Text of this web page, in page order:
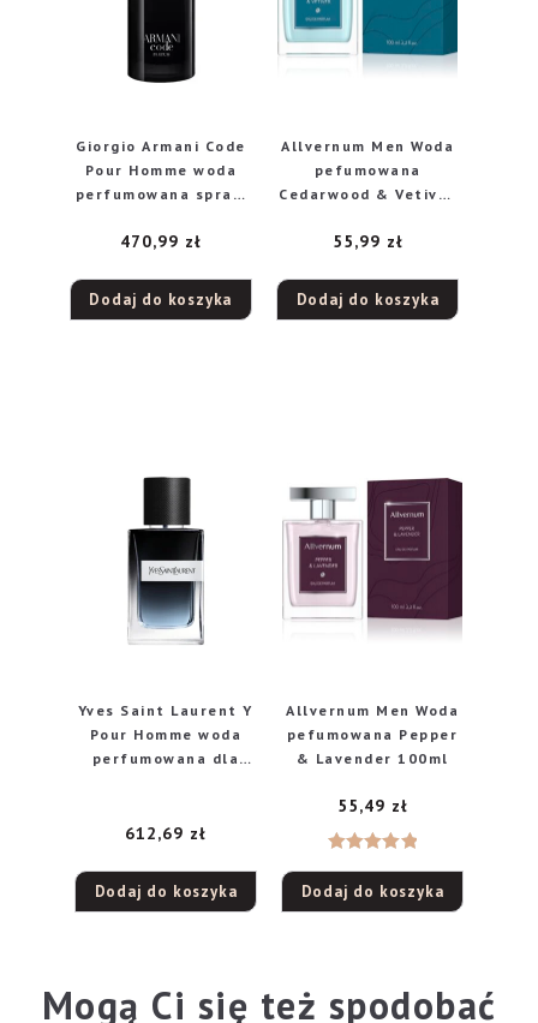
Giorgio Armani Code
Pour Homme woda
perfumowana spray,
470,99 zł
Dodaj do koszyka
Allvernum Men Woda
pefumowana
Cedarwood & Vetiver
55,99 zł
Dodaj do koszyka
Yves Saint Laurent Y
Pour Homme woda
perfumowana dla
612,69 zł
Dodaj do koszyka
Allvernum Men Woda
pefumowana Pepper
& Lavender 100ml
5.00na 5
55,49 zł
Dodaj do koszyka
Mogą Ci się też spodobać